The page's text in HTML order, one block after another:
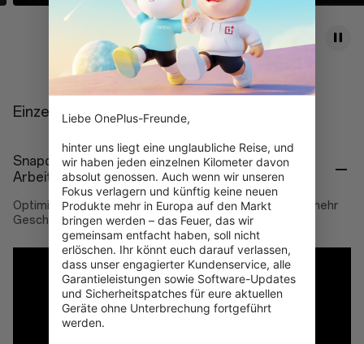
Einzelheiten
Snapdragon™ 8s Gen 3. Extremes fps-Gaming.
Arbeiten bei hoher Beanspruchung.
Optimiertes DDR5X RAM. Qualcomm-abgestimmt für mehr
Geschwindigkeit und Möglichkeiten.
Liebe OnePlus-Freunde,
hinter uns liegt eine unglaubliche Reise, und
wir haben jeden einzelnen Kilometer davon
absolut genossen. Auch wenn wir unseren
Fokus verlagern und künftig keine neuen
Produkte mehr in Europa auf den Markt
bringen werden – das Feuer, das wir
gemeinsam entfacht haben, soll nicht
erlöschen. Ihr könnt euch darauf verlassen,
dass unser engagierter Kundenservice, alle
Garantieleistungen sowie Software-Updates
und Sicherheitspatches für eure aktuellen
Geräte ohne Unterbrechung fortgeführt
werden.